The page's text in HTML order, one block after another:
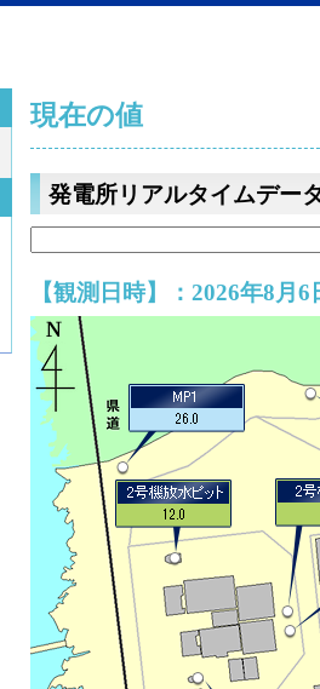
現在の値
発電所リアルタイムデー
【観測日時】：2026年8月